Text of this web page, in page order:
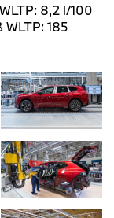
8,2 l/100
185